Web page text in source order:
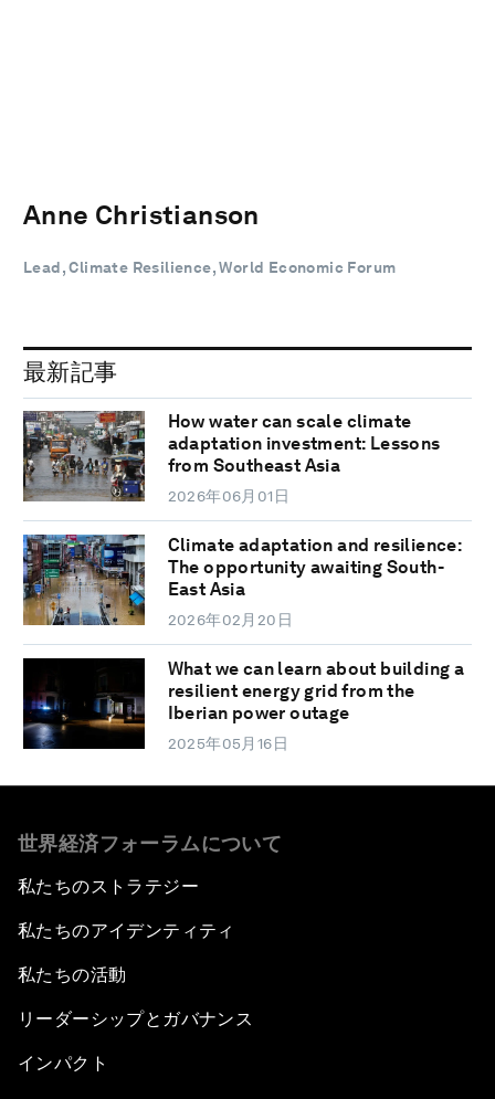
Anne Christianson
Lead, Climate Resilience, World Economic Forum
最新記事
How water can scale climate
adaptation investment: Lessons
from Southeast Asia
2026年06月01日
Climate adaptation and resilience:
The opportunity awaiting South-
East Asia
2026年02月20日
What we can learn about building a
resilient energy grid from the
Iberian power outage
2025年05月16日
世界経済フォーラムについて
私たちのストラテジー
私たちのアイデンティティ
私たちの活動
リーダーシップとガバナンス
インパクト